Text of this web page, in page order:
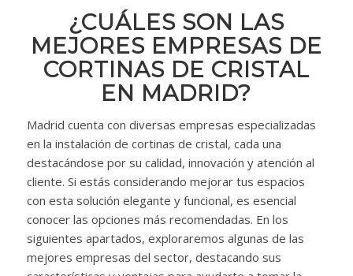
¿CUÁLES SON LAS
MEJORES EMPRESAS DE
CORTINAS DE CRISTAL
EN MADRID?
Madrid cuenta con diversas empresas especializadas
en la instalación de cortinas de cristal, cada una
destacándose por su calidad, innovación y atención al
cliente. Si estás considerando mejorar tus espacios
con esta solución elegante y funcional, es esencial
conocer las opciones más recomendadas. En los
siguientes apartados, exploraremos algunas de las
mejores empresas del sector, destacando sus